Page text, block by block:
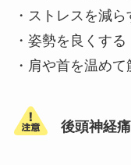
・ストレスを減ら
・姿勢を良くする
・肩や首を温め
後頭神経